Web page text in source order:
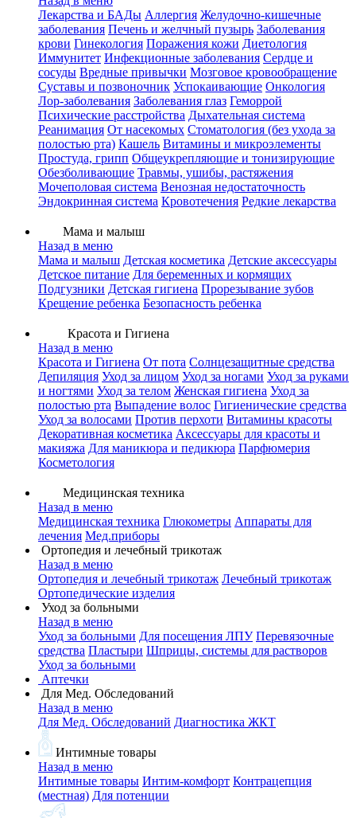
Лекарства и БАДы Аллергия Желудочно-кишечные
заболевания Печень и желчный пузырь Заболевания
крови Гинекология Поражения кожи Диетология
Иммунитет Инфекционные заболевания Сердце и
сосуды Вредные привычки Мозговое кровообращение
Суставы и позвоночник Успокаивающие Онкология
Лор-заболевания Заболевания глаз Геморрой
Психические расстройства Дыхательная система
Реанимация От насекомых Стоматология (без ухода за
полостью рта) Кашель Витамины и микроэлементы
Простуда, грипп Общеукрепляющие и тонизирующие
Обезболивающие Травмы, ушибы, растяжения
Мочеполовая система Венозная недостаточность
Эндокринная система Кровотечения Редкие лекарства
Мама и малыш
Назад в меню
Мама и малыш Детская косметика Детские аксессуары
Детское питание Для беременных и кормящих
Подгузники Детская гигиена Прорезывание зубов
Крещение ребенка Безопасность ребенка
Красота и Гигиена
Назад в меню
Красота и Гигиена От пота Солнцезащитные средства
Депиляция Уход за лицом Уход за ногами Уход за руками
и ногтями Уход за телом Женская гигиена Уход за
полостью рта Выпадение волос Гигиенические средства
Уход за волосами Против перхоти Витамины красоты
Декоративная косметика Аксессуары для красоты и
макияжа Для маникюра и педикюра Парфюмерия
Косметология
Медицинская техника
Назад в меню
Медицинская техника Глюкометры Аппараты для
лечения Мед.приборы
Ортопедия и лечебный трикотаж
Назад в меню
Ортопедия и лечебный трикотаж Лечебный трикотаж
Ортопедические изделия
Уход за больными
Назад в меню
Уход за больными Для посещения ЛПУ Перевязочные
средства Пластыри Шприцы, системы для растворов
Уход за больными
Аптечки
Для Мед. Обследований
Назад в меню
Для Мед. Обследований Диагностика ЖКТ
Интимные товары
Назад в меню
Интимные товары Интим-комфорт Контрацепция
(местная) Для потенции